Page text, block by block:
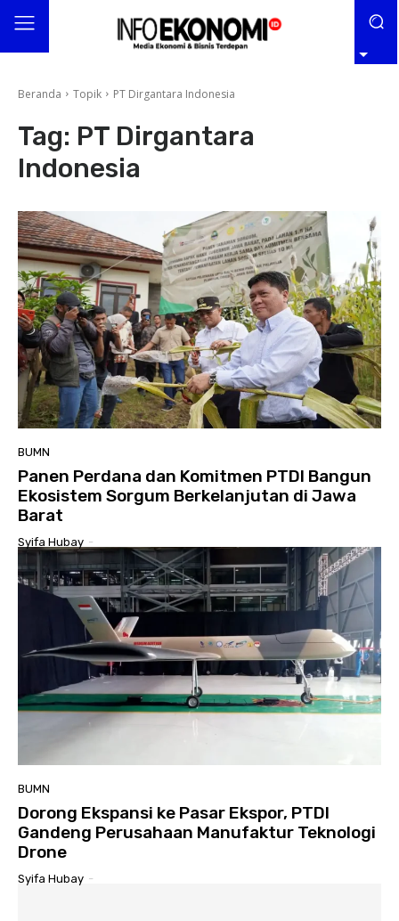
Beranda Topik PT Dirgantara Indonesia
Tag: PT Dirgantara
Indonesia
BUMN
Panen Perdana dan Komitmen PTDI Bangun
Ekosistem Sorgum Berkelanjutan di Jawa
Barat
Syifa Hubay -
BUMN
Dorong Ekspansi ke Pasar Ekspor, PTDI
Gandeng Perusahaan Manufaktur Teknologi
Drone
Syifa Hubay -